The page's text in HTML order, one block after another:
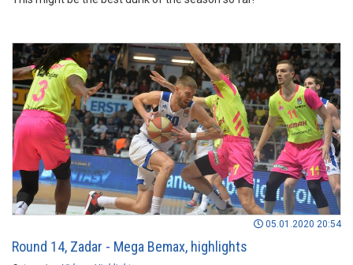
05.01.2020 20:54
Round 14, Zadar - Mega Bemax, highlights